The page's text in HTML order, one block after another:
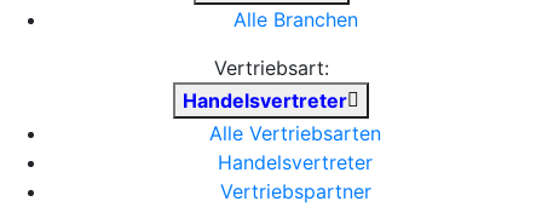
Alle Branchen
Vertriebsart:
Handelsvertreter
Alle Vertriebsarten
Handelsvertreter
Vertriebspartner